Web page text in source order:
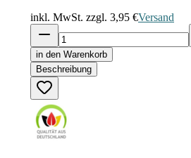
inkl. MwSt. zzgl. 3,95 €Versand
in den Warenkorb
Beschreibung